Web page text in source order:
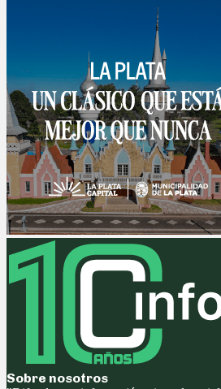
Sobre nosotros